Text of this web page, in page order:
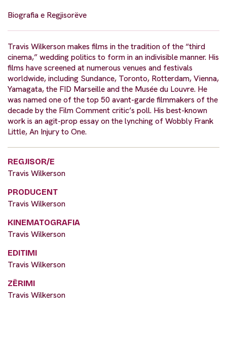
Biografia e Regjisorëve
Travis Wilkerson makes films in the tradition of the “third
cinema,” wedding politics to form in an indivisible manner. His
films have screened at numerous venues and festivals
worldwide, including Sundance, Toronto, Rotterdam, Vienna,
Yamagata, the FID Marseille and the Musée du Louvre. He
was named one of the top 50 avant-garde filmmakers of the
decade by the Film Comment critic’s poll. His best-known
work is an agit-prop essay on the lynching of Wobbly Frank
Little, An Injury to One.
REGJISOR/E
Travis Wilkerson
PRODUCENT
Travis Wilkerson
KINEMATOGRAFIA
Travis Wilkerson
EDITIMI
Travis Wilkerson
ZËRIMI
Travis Wilkerson